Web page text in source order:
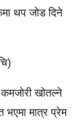
थप जोड दिने
कमजोरी खोतल्ने
भएमा मात्र प्रेम